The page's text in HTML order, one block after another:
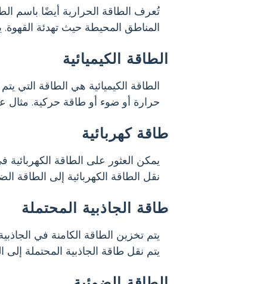
تُعرف الطاقة الحرارية أيضًا باسم
المناطق المحيطة حيث تهدئة
الطاقة الكيميائية
الطاقة الكيميائية هي الطاقة التي
حرارة أو ضوء أو طاقة حركية. مثال
طاقة كهربائية
يمكن العثور على الطاقة الكهربائية
نقل الطاقة الكهربائية إلى الطاقة
طاقة الجاذبية المحتملة
يتم تخزين الطاقة الكامنة في
يتم نقل طاقة الجاذبية المحتملة